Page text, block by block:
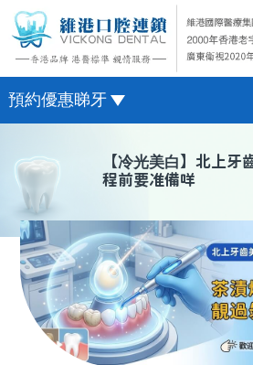
預約優惠睇牙
醫院簡介 hospital introduction
醫生介紹 doctor introduction
醫療新聞 medical news
種植牙 dental implant
箍牙 orthodontics
微信預約
WhatsApp預約
【冷光美白】北上牙
程前要准備咩